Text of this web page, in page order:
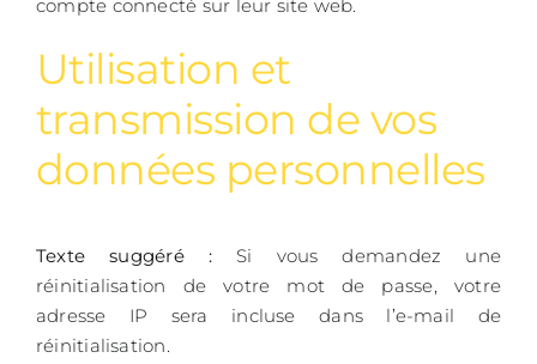
compte connecté sur leur site web.
Utilisation et
transmission de vos
données personnelles
Texte suggéré : Si vous demandez une
réinitialisation de votre mot de passe, votre
adresse IP sera incluse dans l’e-mail de
réinitialisation.